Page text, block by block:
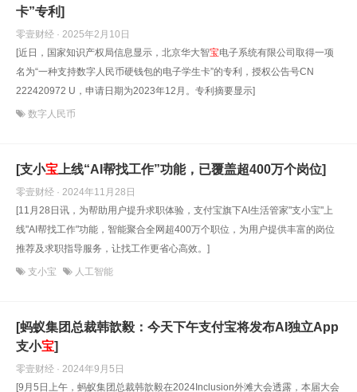
卡”专利]
零壹财经 · 2025年2月10日
[近日，国家知识产权局信息显示，北京华大智宝电子系统有限公司取得一项
名为“一种支持数字人民币硬钱包的电子学生卡”的专利，授权公告号CN
222420972 U，申请日期为2023年12月。专利摘要显示]
数字人民币
[支小宝 上线“AI帮找工作”功能，已覆盖超400万个岗位]
零壹财经 · 2024年11月28日
[11月28日讯，为帮助用户提升求职体验，支付宝旗下AI生活管家"支小宝"上
线"AI帮找工作"功能，智能聚合全网超400万个职位，为用户提供丰富的岗位
推荐及求职指导服务，让找工作更省心高效。]
支小宝 人工智能
[蚂蚁集团总裁韩歆毅：今天下午支付宝将发布AI独立App
支小宝]
零壹财经 · 2024年9月5日
[9月5日上午，蚂蚁集团总裁韩歆毅在2024Inclusion外滩大会透露，本届大会